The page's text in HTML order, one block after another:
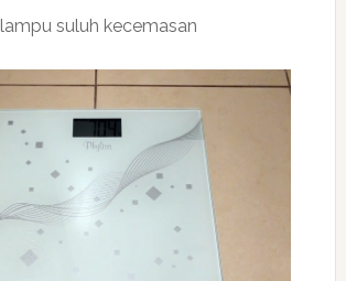
lampu suluh kecemasan